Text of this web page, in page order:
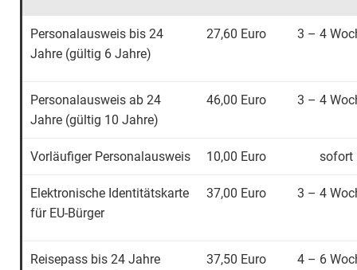
Personalausweis bis 24
Jahre (gültig 6 Jahre)
27,60 Euro 3 – 4
Personalausweis ab 24
Jahre (gültig 10 Jahre)
46,00 Euro 3 – 4
Vorläufiger Personalausweis 10,00 Euro sofort
Elektronische Identitätskarte
für EU-Bürger
37,00 Euro 3 – 4
Reisepass bis 24 Jahre
37,50 Euro 4 – 6